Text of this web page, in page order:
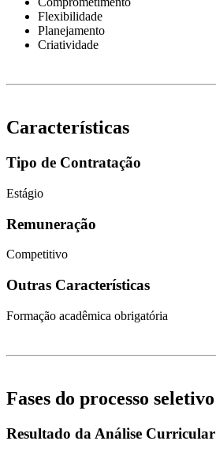
Flexibilidade
Planejamento
Criatividade
Características
Tipo de Contratação
Estágio
Remuneração
Competitivo
Outras Características
Formação acadêmica obrigatória
Fases do processo seletivo
Resultado da Análise Curricular